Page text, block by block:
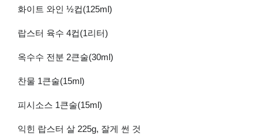
화이트 와인 ½컵(125ml)
랍스터 육수 4컵(1리터)
옥수수 전분 2큰술(30ml)
찬물 1큰술(15ml)
피시소스 1큰술(15ml)
익힌 랍스터 살 225g, 잘게 썬 것